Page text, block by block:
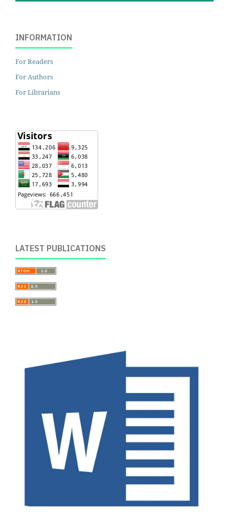
INFORMATION
For Readers
For Authors
For Librarians
LATEST PUBLICATIONS